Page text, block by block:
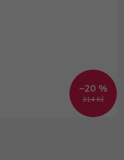
314 Kč
–20 %